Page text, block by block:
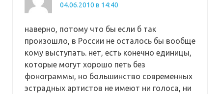
04.06.2010 в 14:40
наверно, потому что бы если б так
произошло, в России не осталось бы вообще
кому выступать. нет, есть конечно единицы,
которые могут хорошо петь без
фонограммы, но большинство современных
эстрадных артистов не имеют ни голоса, ни